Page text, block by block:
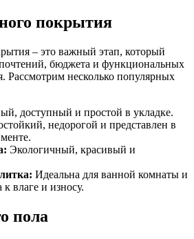
покрытия
– это важный этап, который
бюджета и функциональных
Рассмотрим несколько популярных
доступный и простой в укладке.
недорогой и представлен в
Экологичный, красивый и
Идеальна для ванной комнаты и
влаге и износу.
пола